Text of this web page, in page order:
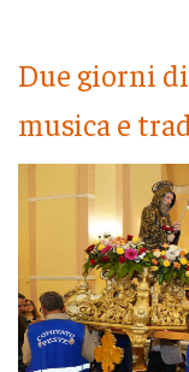
Due giorni
musica e